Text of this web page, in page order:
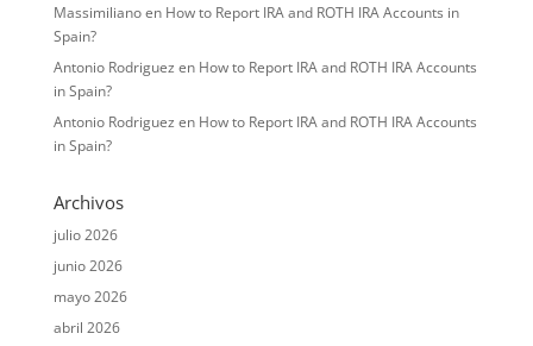
Massimilianoen How to Report IRA and ROTH IRA Accounts in
Spain?
Antonio Rodriguez en How to Report IRA and ROTH IRA Accounts
in Spain?
Antonio Rodriguez en How to Report IRA and ROTH IRA Accounts
in Spain?
Archivos
julio 2026
junio 2026
mayo 2026
abril 2026